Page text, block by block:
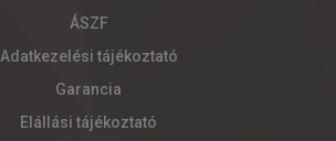
ÁSZF
Adatkezelési tájékoztató
Garancia
Elállási tájékoztató